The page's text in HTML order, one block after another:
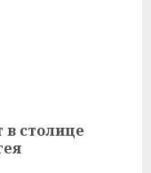
в столице